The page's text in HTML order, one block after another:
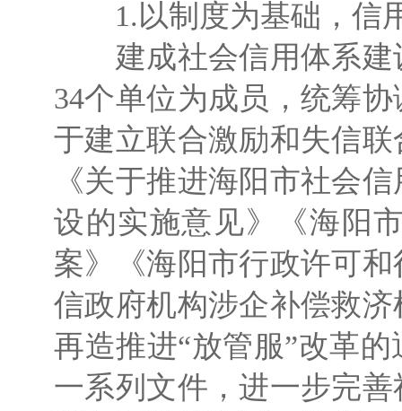
1.以制度为基础，信
建成社会信用体系建
34个单位为成员，统筹
于建立联合激励和失信
《关于推进海阳市社会
设的实施意见》《海阳
案》《海阳市行政许可
信政府机构涉企补偿救
再造推进“放管服”改革
一系列文件，进一步完